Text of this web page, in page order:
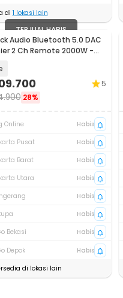
di 1 lokasi lain
TERJUAL HABIS
Audio Bluetooth 5.0 DAC
2 Ch Remote 2000W -
28%
5
Online
Habis
Pusat
Habis
Barat
Habis
Utara
Habis
Habis
Habis
Bekasi
Habis
Depok
Habis
di lokasi lain